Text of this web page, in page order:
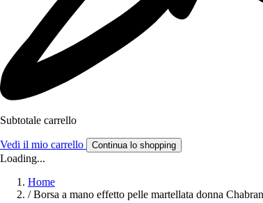
Subtotale carrello
Vedi il mio carrello Continua lo shopping
Loading...
Home
/ Borsa a mano effetto pelle martellata donna